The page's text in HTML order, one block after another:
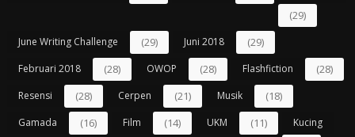
(29)
June Writing Challenge (29) Juni 2018 (29)
Februari 2018 (28) OWOP (28) Flashfiction (28)
Resensi (28) Cerpen (21) Musik (18)
Gamada (16) Film (14) UKM (11) Kucing